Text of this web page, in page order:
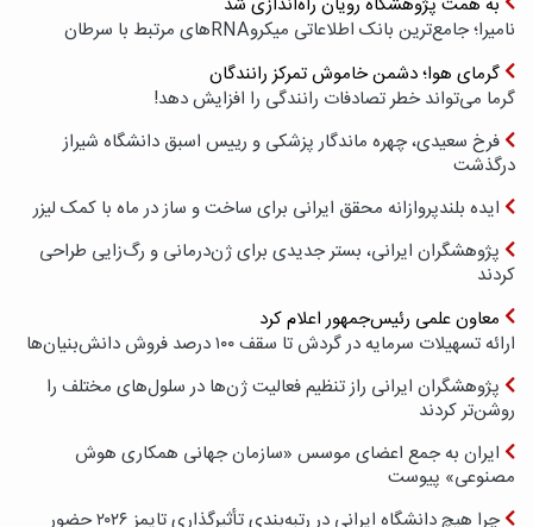
نامیرا؛ جامع‌ترین بانک اطلاعاتی میکروRNAهای مرتبط با سرطان
گرمای هوا؛ دشمن خاموش تمرکز رانندگان
گرما می‌تواند خطر تصادفات رانندگی را افزایش دهد!
فرخ سعیدی، چهره ماندگار پزشکی و رییس اسبق دانشگاه شیراز
درگذشت
ایده بلندپروازانه محقق ایرانی برای ساخت و ساز در ماه با کمک لیزر
پژوهشگران ایرانی، بستر جدیدی برای ژن‌درمانی و رگ‌زایی طراحی
کردند
معاون علمی رئیس‌جمهور اعلام کرد
ارائه تسهیلات سرمایه در گردش تا سقف ۱۰۰ درصد فروش دانش‌بنیان‌ها
پژوهشگران ایرانی راز تنظیم فعالیت ژن‌ها در سلول‌های مختلف را
روشن‌تر کردند
ایران به جمع اعضای موسس «سازمان جهانی همکاری هوش
مصنوعی» پیوست
چرا هیچ دانشگاه ایرانی در رتبه‌بندی تأثیرگذاری تایمز ۲۰۲۶ حضور